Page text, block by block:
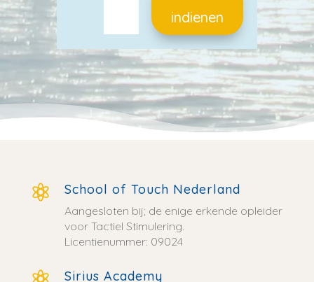
indienen
 School of Touch Nederland
Aangesloten bij; de enige erkende opleider
voor Tactiel Stimulering.
Licentienummer: 09024
Sirius Academy